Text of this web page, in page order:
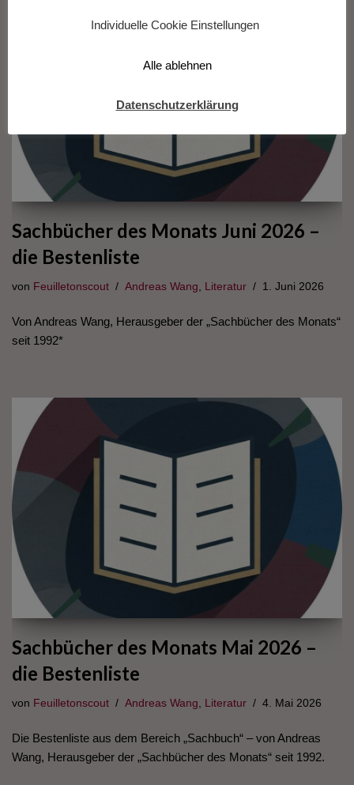
Sachbücher des Monats Juni 2026 –
die Bestenliste
von Feuilletonscout Andreas Wang, Literatur 1. Juni 2026
Von Andreas Wang, Herausgeber der „Sachbücher des Monats“
seit 1992*
Sachbücher des Monats Mai 2026 –
die Bestenliste
von Feuilletonscout Andreas Wang Literatur 4. Mai 2026
Die Bestenliste aus dem Bereich „Sachbuch“ – von Andreas
Wang, Herausgeber der „Sachbücher des Monats“ seit 1992.
Individuelle Cookie Einstellungen
Alle ablehnen
Datenschutzerklärung